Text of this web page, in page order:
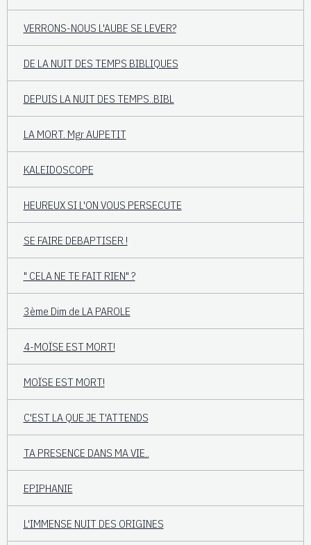
VERRONS-NOUS L'AUBE SE LEVER?
DE LA NUIT DES TEMPS BIBLIQUES
DEPUIS LA NUIT DES TEMPS..BIBL
LA MORT. Mgr AUPETIT
KALEIDOSCOPE
HEUREUX SI L'ON VOUS PERSECUTE
SE FAIRE DEBAPTISER !
" CELA NE TE FAIT RIEN" ?
3ème Dim de LA PAROLE
4-MOÏSE EST MORT!
MOÏSE EST MORT!
C'EST LA QUE JE T'ATTENDS
TA PRESENCE DANS MA VIE..
EPIPHANIE
L'IMMENSE NUIT DES ORIGINES